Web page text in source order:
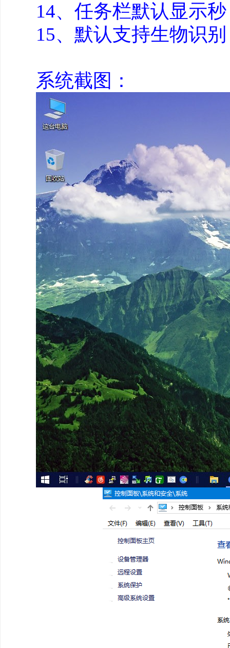
14、任务栏默认显示秒
15、默认支持生物识
系统截图：